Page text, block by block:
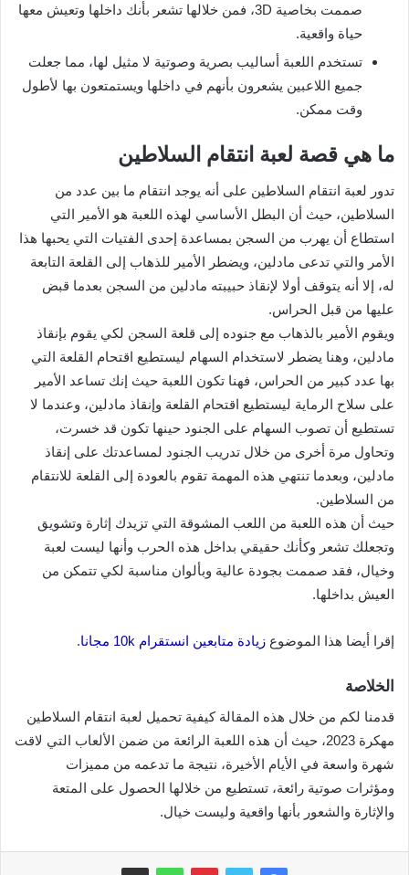
صممت بخاصية 3D، فمن خلالها تشعر بأنك داخلها وتعيش معها
حياة واقعية.
تستخدم اللعبة أساليب بصرية وصوتية لا مثيل لها، مما جعلت
جميع اللاعبين يشعرون بأنهم في داخلها ويستمتعون بها لأطول
وقت ممكن.
ما هي قصة لعبة انتقام السلاطين
تدور لعبة انتقام السلاطين على أنه يوجد انتقام ما بين عدد من
السلاطين، حيث أن البطل الأساسي لهذه اللعبة هو الأمير التي
استطاع أن يهرب من السجن بمساعدة إحدى الفتيات التي يحبها هذا
الأمر والتي تدعى مادلين، ويضطر الأمير للذهاب إلى القلعة التابعة
له، إلا أنه يتوقف أولا لإنقاذ حبيبته مادلين من السجن بعدما قبض
عليها من قبل الحراس.
ويقوم الأمير بالذهاب مع جنوده إلى قلعة السجن لكي يقوم بإنقاذ
مادلين، وهنا يضطر لاستخدام السهام ليستطيع اقتحام القلعة التي
بها عدد كبير من الحراس، فهنا تكون اللعبة حيث إنك تساعد الأمير
على سلاح الرماية ليستطيع اقتحام القلعة وإنقاذ مادلين، وعندما لا
تستطيع أن تصوب السهام على الجنود حينها تكون قد خسرت،
وتحاول مرة أخرى من خلال تدريب الجنود لمساعدتك على إنقاذ
مادلين، وبعدما تنتهي هذه المهمة تقوم بالعودة إلى القلعة للانتقام
من السلاطين.
حيث أن هذه اللعبة من اللعب المشوقة التي تزيدك إثارة وتشويق
وتجعلك تشعر وكأنك حقيقي بداخل هذه الحرب وأنها ليست لعبة
وخيال، فقد صممت بجودة عالية وبألوان مناسبة لكي تتمكن من
العيش بداخلها.
إقرا أيضا هذا الموضوع زيادة متابعين انستقرام 10k مجانا .
الخلاصة
قدمنا لكم من خلال هذه المقالة كيفية تحميل لعبة انتقام السلاطين
مهكرة 2023، حيث أن هذه اللعبة الرائعة من ضمن الألعاب التي لاقت
شهرة واسعة في الأيام الأخيرة، نتيجة ما تدعمه من مميزات
ومؤثرات صوتية رائعة، تستطيع من خلالها الحصول على المتعة
والإثارة والشعور بأنها واقعية وليست خيال.